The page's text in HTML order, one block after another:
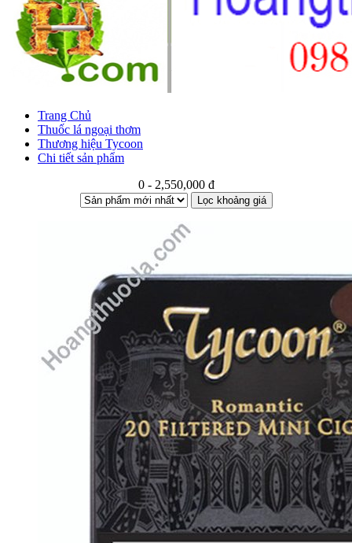
Trang Chủ
Thuốc lá ngoại thơm
Thương hiệu Tycoon
Chi tiết sản phẩm
0 - 2,550,000 đ
Lọc khoảng giá